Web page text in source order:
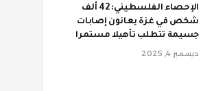
الإحصاء الفلسطيني: 42 ألف
شخص في غزة يعانون إصابات
جسيمة تتطلب تأهيلا مستمرا
ديسمبر 4, 2025